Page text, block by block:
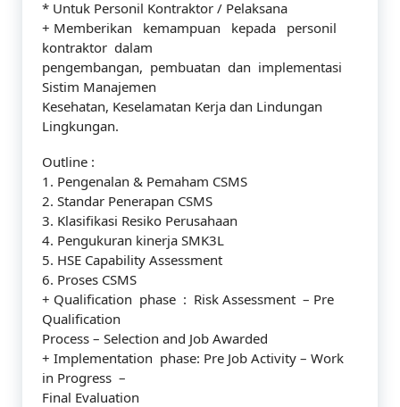
* Untuk Personil Kontraktor / Pelaksana
+ Memberikan kemampuan kepada personil
kontraktor dalam
pengembangan, pembuatan dan implementasi
Sistim Manajemen
Kesehatan, Keselamatan Kerja dan Lindungan
Lingkungan.
Outline :
1. Pengenalan & Pemaham CSMS
2. Standar Penerapan CSMS
3. Klasifikasi Resiko Perusahaan
4. Pengukuran kinerja SMK3L
5. HSE Capability Assessment
6. Proses CSMS
+ Qualification phase : Risk Assessment – Pre
Qualification
Process – Selection and Job Awarded
+ Implementation phase: Pre Job Activity – Work
in Progress –
Final Evaluation